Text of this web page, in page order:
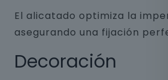
El alicatado optimiza la
asegurando una fijación
Decoración